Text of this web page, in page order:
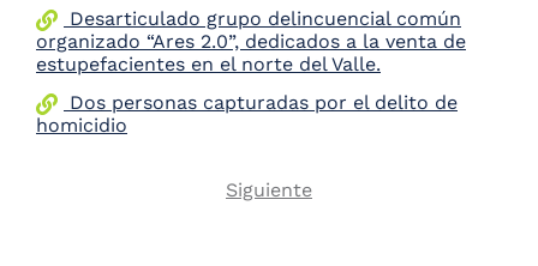
Desarticulado grupo delincuencial común
organizado “Ares 2.0”, dedicados a la venta de
estupefacientes en el norte del Valle.
Dos personas capturadas por el delito de
homicidio
Pagination
Next
Siguiente